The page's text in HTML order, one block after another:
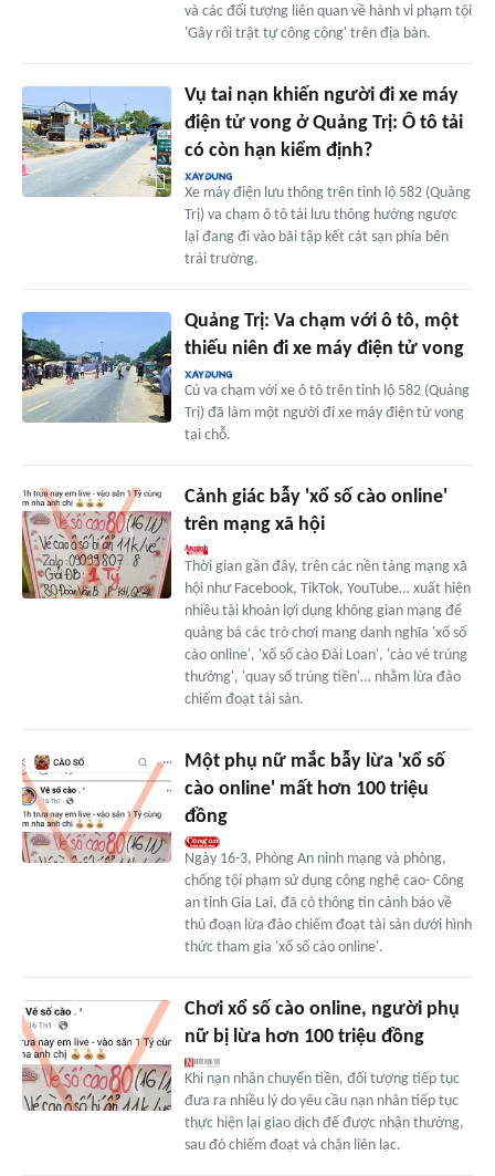
và các đối tượng liên quan về hành vi phạm tội
'Gây rối trật tự công cộng' trên địa bàn.
Vụ tai nạn khiến người đi xe máy
điện tử vong ở Quảng Trị: Ô tô tải
có còn hạn kiểm định?
Xe máy điện lưu thông trên tỉnh lộ 582 (Quảng
Trị) va chạm ô tô tải lưu thông hướng ngược
lại đang đi vào bãi tập kết cát sạn phía bên
trái trường.
Quảng Trị: Va chạm với ô tô, một
thiếu niên đi xe máy điện tử vong
Cú va chạm với xe ô tô trên tỉnh lộ 582 (Quảng
Trị) đã làm một người đi xe máy điện tử vong
tại chỗ.
Cảnh giác bẫy 'xổ số cào online'
trên mạng xã hội
Thời gian gần đây, trên các nền tảng mạng xã
hội như Facebook, TikTok, YouTube… xuất hiện
nhiều tài khoản lợi dụng không gian mạng để
quảng bá các trò chơi mang danh nghĩa 'xổ số
cào online', 'xổ số cào Đài Loan', 'cào vé trúng
thưởng', 'quay số trúng tiền'… nhằm lừa đảo
chiếm đoạt tài sản.
Một phụ nữ mắc bẫy lừa 'xổ số
cào online' mất hơn 100 triệu
đồng
Ngày 16-3, Phòng An ninh mạng và phòng,
chống tội phạm sử dụng công nghệ cao- Công
an tỉnh Gia Lai, đã có thông tin cảnh báo về
thủ đoạn lừa đảo chiếm đoạt tài sản dưới hình
thức tham gia 'xổ số cào online'.
Chơi xổ số cào online, người phụ
nữ bị lừa hơn 100 triệu đồng
Khi nạn nhân chuyển tiền, đối tượng tiếp tục
đưa ra nhiều lý do yêu cầu nạn nhân tiếp tục
thực hiện lại giao dịch để được nhận thưởng,
sau đó chiếm đoạt và chặn liên lạc.